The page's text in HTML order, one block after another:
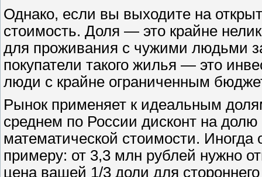
Однако, если вы выходите на
стоимость. Доля — это крайне
для проживания с чужими людьми
покупатели такого жилья — это
люди с крайне ограниченным
Рынок применяет к идеальным
среднем по России дисконт на долю
математической стоимости.
примеру: от 3,3 млн рублей нужно
цена вашей 1/3 доли для